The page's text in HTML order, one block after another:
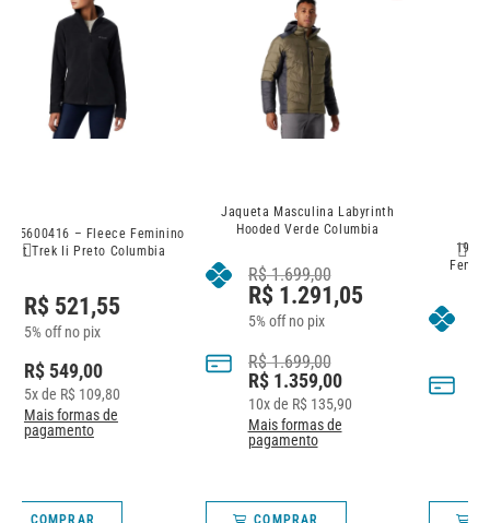
Hooded Verde Columbia
R$1.291,05
5% off no pix
R$1.699,00
R$1.359,00
10x deR$
Mais formas de
pagamento
COMPRAR
Feminina Delta Ridge Preta
Columbia
R$1.424,05
R$1.499,00
10x deR$
Mais formas de
pagamento
COMPRAR